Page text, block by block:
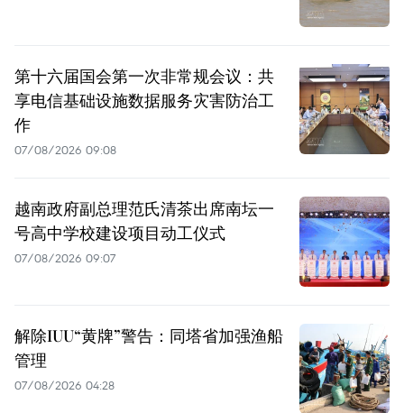
第十六届国会第一次非常规会议：共
享电信基础设施数据服务灾害防治工
作
07/08/2026 09:08
越南政府副总理范氏清茶出席南坛一
号高中学校建设项目动工仪式
07/08/2026 09:07
解除IUU“黄牌”警告：同塔省加强渔船
管理
07/08/2026 04:28